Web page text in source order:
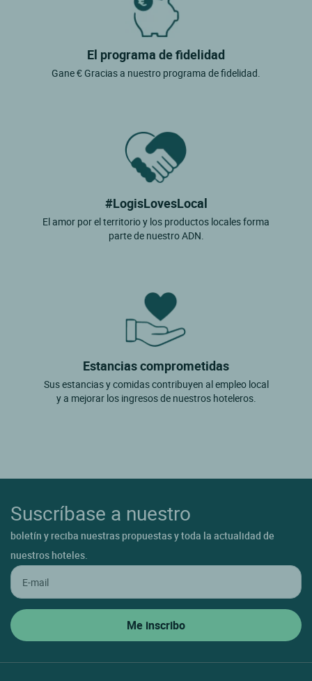
El programa de fidelidad
Gane € Gracias a nuestro programa de fidelidad.
#LogisLovesLocal
El amor por el territorio y los productos locales forma
parte de nuestro ADN.
Estancias comprometidas
Sus estancias y comidas contribuyen al empleo local
y a mejorar los ingresos de nuestros hoteleros.
Suscríbase a nuestro
boletín y reciba nuestras propuestas y toda la actualidad de
nuestros hoteles.